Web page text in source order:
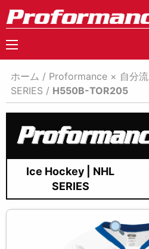
ホーム / Proformance × 自分流
SERIES / H550B-TOR205
Ice Hockey | NHL
SERIES